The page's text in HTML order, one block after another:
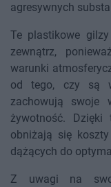
agresywnych
Te plastikowe
zewnątrz,
warunki
od tego, czy są
zachowują swoje
żywotność.
obniżają się
dążących do
Z uwagi na